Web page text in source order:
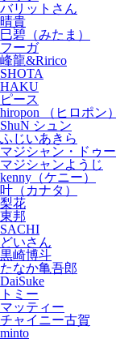
バリットさん
晴貴
巳碧（みたま）
フーガ
峰龍&Ririco
SHOTA
HAKU
ピース
hiropon （ヒロポン）
ShuN シュン
ふじいあきら
マジシャン・ドゥー
マジシャンようじ
kenny（ケニー）
叶（カナタ）
梨花
東邦
SACHI
どいさん
黒崎博斗
たなか亀吾郎
DaiSuke
トミー
マッティー
チャイニー古賀
minto